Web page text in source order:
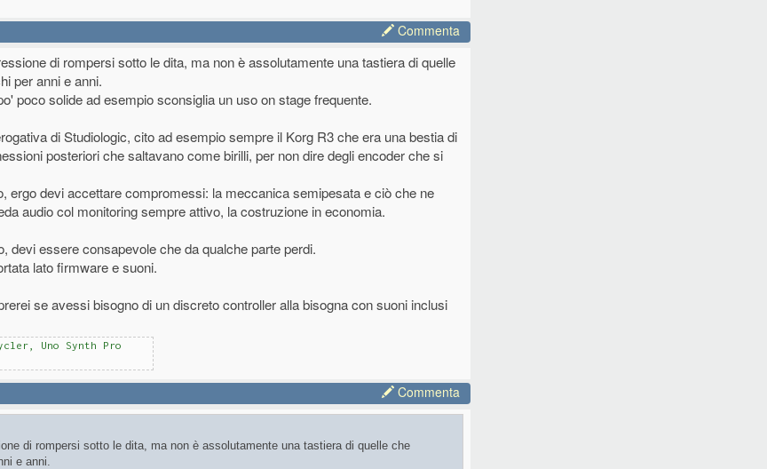
Commenta
di rompersi sotto le dita, ma non è assolutamente una tastiera di quelle
per anni e anni.
poco solide ad esempio sconsiglia un uso on stage frequente.
di Studiologic, cito ad esempio sempre il Korg R3 che era una bestia di
posteriori che saltavano come birilli, per non dire degli encoder che si
ergo devi accettare compromessi: la meccanica semipesata e ciò che ne
audio col monitoring sempre attivo, la costruzione in economia.
devi essere consapevole che da qualche parte perdi.
lato firmware e suoni.
se avessi bisogno di un discreto controller alla bisogna con suoni inclusi
Uno Synth Pro
Commenta
di rompersi sotto le dita, ma non è assolutamente una tastiera di quelle che
e anni.